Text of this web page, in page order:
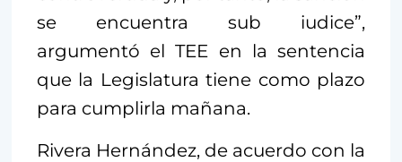
se encuentra sub iudice”,
argumentó el TEE en la sentencia
que la Legislatura tiene como plazo
para cumplirla mañana.
Rivera Hernández, de acuerdo con la